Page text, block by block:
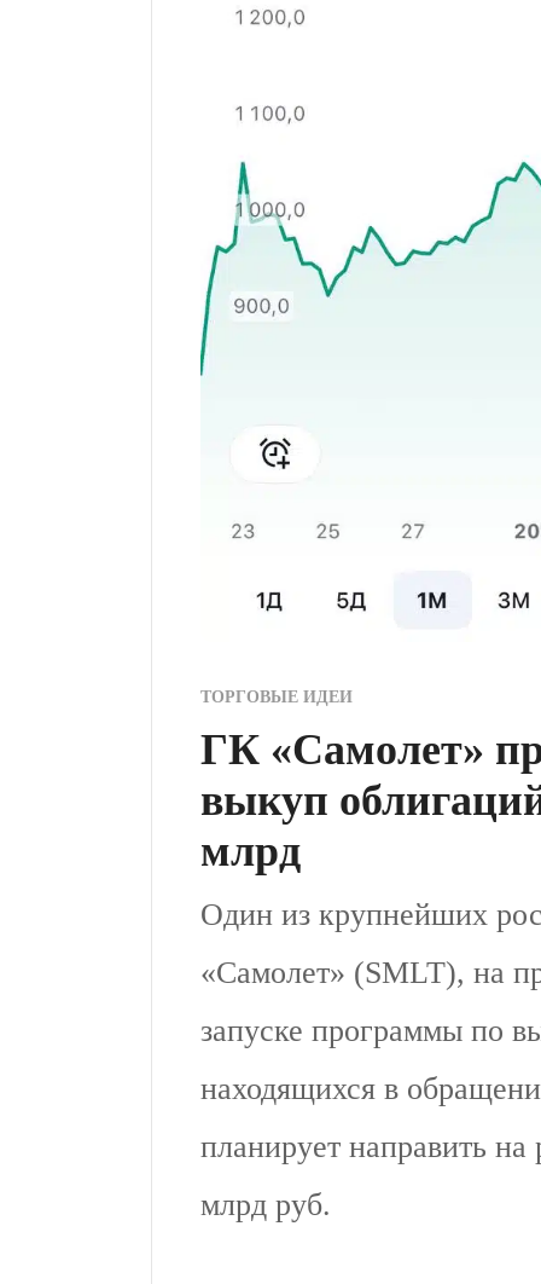
ТОРГОВЫЕ ИДЕИ
ГК «Самолет»
выкуп
млрд
Один из крупнейших
«Самолет» (SMLT), на
запуске программы по
находящихся в
планирует направить
млрд руб.